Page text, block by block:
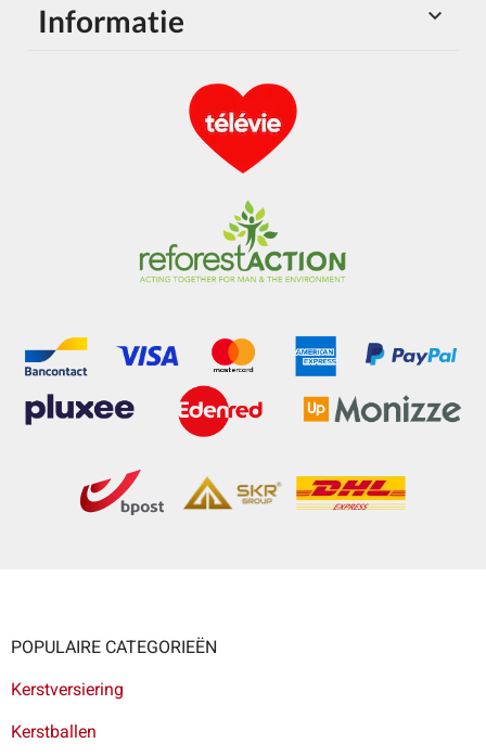

Informatie
POPULAIRE CATEGORIEËN
Kerstversiering
Kerstballen